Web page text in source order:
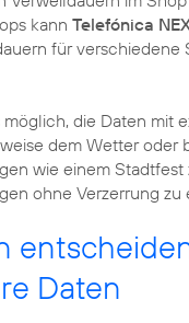
kann Telefónica
für verschiedene
die Daten mit
dem Wetter oder
wie einem Stadtfest
ohne Verzerrung zu
Daten